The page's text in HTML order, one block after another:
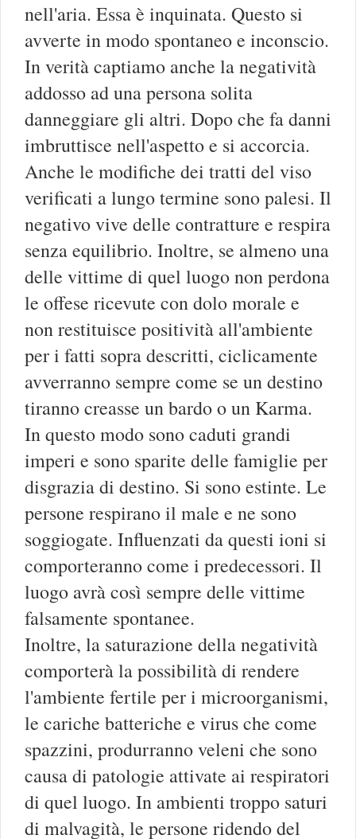
nell'aria. Essa è inquinata. Questo si
avverte in modo spontaneo e inconscio.
In verità captiamo anche la negatività
addosso ad una persona solita
danneggiare gli altri. Dopo che fa danni
imbruttisce nell'aspetto e si accorcia.
Anche le modifiche dei tratti del viso
verificati a lungo termine sono palesi. Il
negativo vive delle contratture e respira
senza equilibrio. Inoltre, se almeno una
delle vittime di quel luogo non perdona
le offese ricevute con dolo morale e
non restituisce positività all'ambiente
per i fatti sopra descritti, ciclicamente
avverranno sempre come se un destino
tiranno creasse un bardo o un Karma.
In questo modo sono caduti grandi
imperi e sono sparite delle famiglie per
disgrazia di destino. Si sono estinte. Le
persone respirano il male e ne sono
soggiogate. Influenzati da questi ioni si
comporteranno come i predecessori. Il
luogo avrà così sempre delle vittime
falsamente spontanee.
Inoltre, la saturazione della negatività
comporterà la possibilità di rendere
l'ambiente fertile per i microorganismi,
le cariche batteriche e virus che come
spazzini, produrranno veleni che sono
causa di patologie attivate ai respiratori
di quel luogo. In ambienti troppo saturi
di malvagità, le persone ridendo del